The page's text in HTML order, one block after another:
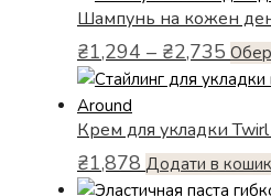
Шампунь на кожен
₴1,294 – ₴2,735
цін:
від
до
Крем для укладки
₴1,878 Додати в кошик